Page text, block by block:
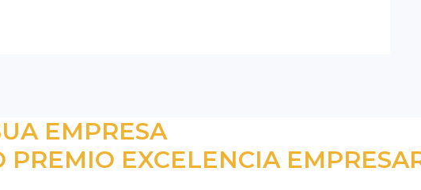
EMPRESA
PREMIO EXCELENCIA